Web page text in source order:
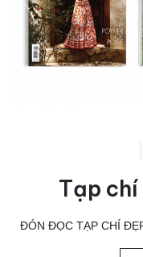
Tạp
ĐÓN ĐỌC TẠP CHÍ